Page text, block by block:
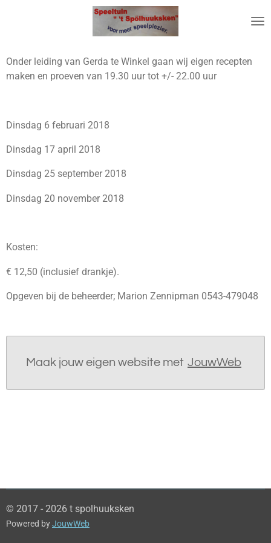
de
hoofdinhoud
Onder leiding van Gerda te Winkel gaan wij eigen recepten
maken en proeven van 19.30 uur tot +/- 22.00 uur
Dinsdag 6 februari 2018
Dinsdag 17 april 2018
Dinsdag 25 september 2018
Dinsdag 20 november 2018
Kosten:
€ 12,50 (inclusief drankje).
Opgeven bij de beheerder; Marion Zennipman 0543-479048
Maak jouw eigen website met JouwWeb
© 2017 - 2026 t spolhuuksken
Powered byJouwWeb